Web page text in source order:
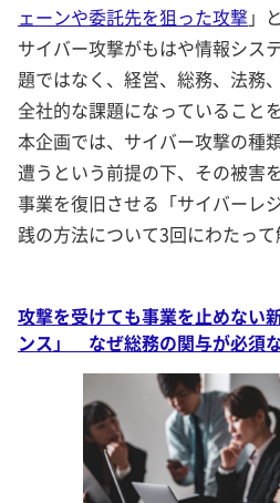
ェーンや委託先を狙った攻撃」
サイバー攻撃がもはや情報シス
題ではなく、経営、総務、法務
全社的な課題になっていること
本企画では、サイバー攻撃の種
遭うという前提の下、その被害
事業を復旧させる「サイバーレ
践の方法について3回にわたって
攻撃を受けても事業を止めない
ンス」 なぜ総務の関与が必須